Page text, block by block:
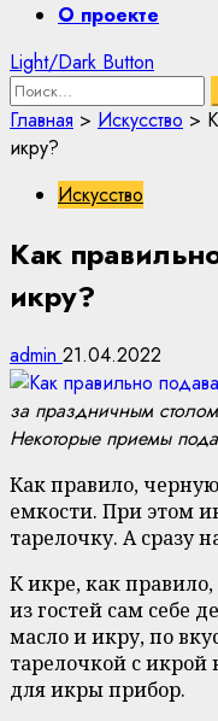
PrimaryО проекте
Light/Dark Button
Найти:
Главная > Искусство >
икру?
Искусство
Как
икру?
admin 21.04.2022
за праздничным
Некоторые приемы
Как правило,
емкости. При этом
тарелочку. А сразу
К икре, как
из гостей сам себе
масло и икру, по
тарелочкой с
для икры прибор.